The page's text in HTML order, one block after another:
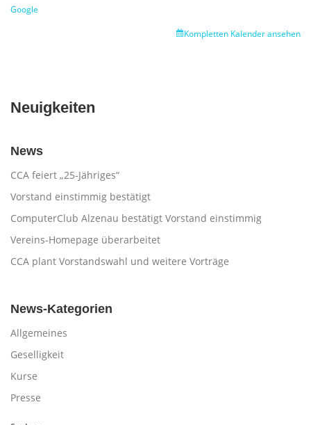
Google
Kompletten Kalender ansehen
Neuigkeiten
News
CCA feiert „25-Jähriges“
Vorstand einstimmig bestätigt
ComputerClub Alzenau bestätigt Vorstand einstimmig
Vereins-Homepage überarbeitet
CCA plant Vorstandswahl und weitere Vorträge
News-Kategorien
Allgemeines
Geselligkeit
Kurse
Presse